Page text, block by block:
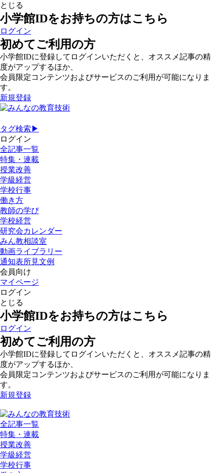
とじる
小学館IDをお持ちの方はこちら
ログイン
初めてご利用の方
小学館IDに登録してログインいただくと、オススメ記事の精
度がアップするほか、
会員限定コンテンツおよびサービスのご利用が可能になりま
す。
新規登録
タグ検索▶
ログイン
全記事一覧
特集・連載
授業改善
学級経営
学校行事
働き方
教師の学び
学校経営
研究会カレンダー
みん教相談室
動画ライブラリー
通知表所見文例
会員向け
マイページ
ログイン
とじる
小学館IDをお持ちの方はこちら
ログイン
初めてご利用の方
小学館IDに登録してログインいただくと、オススメ記事の精
度がアップするほか、
会員限定コンテンツおよびサービスのご利用が可能になりま
す。
新規登録
全記事一覧
特集・連載
授業改善
学級経営
学校行事